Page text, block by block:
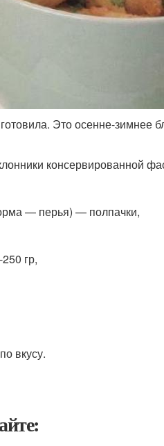
Это осенне-зимнее
консервированной
— перья) — полпачки,
гр,
вкусу.